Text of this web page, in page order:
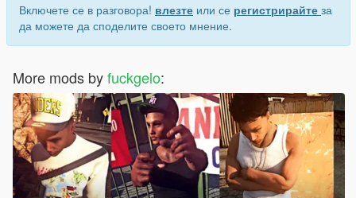
Включете се в разговора! влезте или се регистрирайте за
да можете да споделите своето мнение.
More mods byfuckgelo: